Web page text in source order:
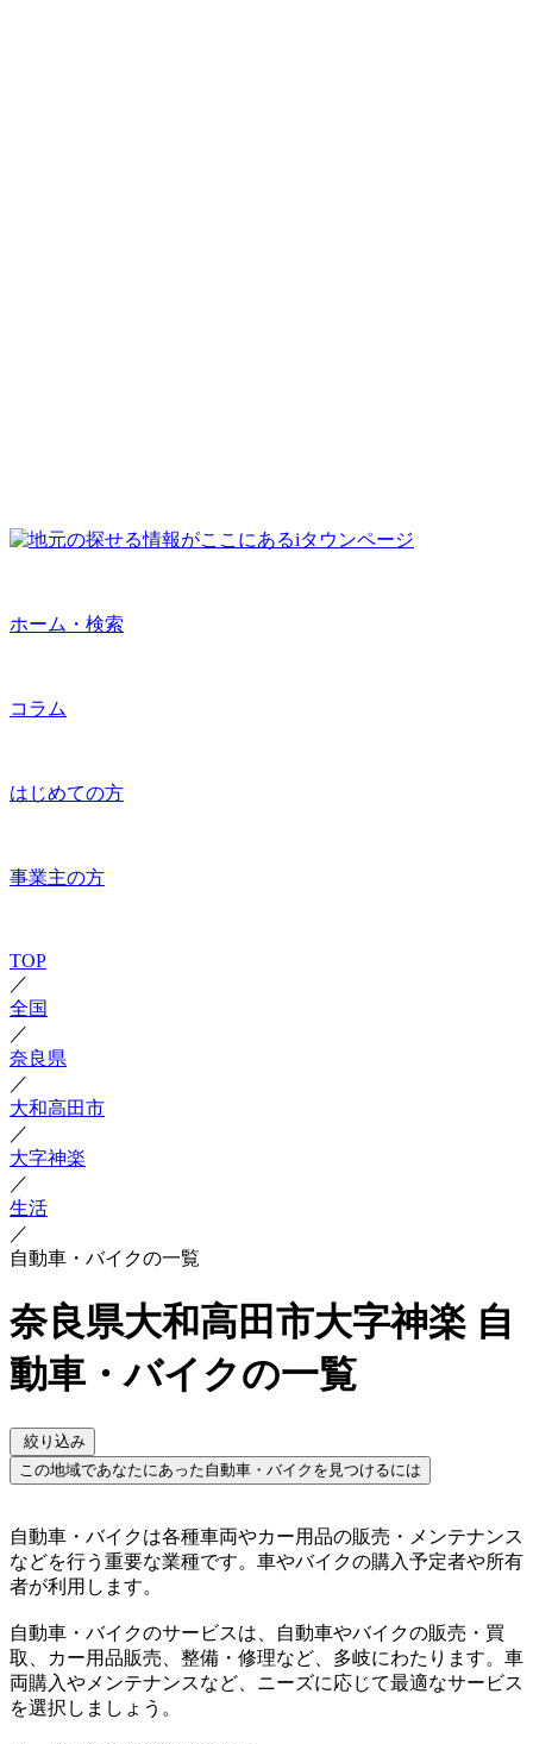
ホーム・検索
コラム
はじめての方
事業主の方
TOP
／
全国
／
奈良県
／
大和高田市
／
大字神楽
／
生活
／
自動車・バイクの一覧
奈良県大和高田市大字神楽 自
動車・バイクの一覧
絞り込み
この地域であなたにあった自動車・バイクを見つけるには
自動車・バイクは各種車両やカー用品の販売・メンテナンス
などを行う重要な業種です。車やバイクの購入予定者や所有
者が利用します。
自動車・バイクのサービスは、自動車やバイクの販売・買
取、カー用品販売、整備・修理など、多岐にわたります。車
両購入やメンテナンスなど、ニーズに応じて最適なサービス
を選択しましょう。